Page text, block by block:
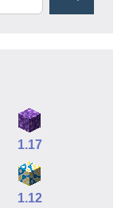
1.17
1.12